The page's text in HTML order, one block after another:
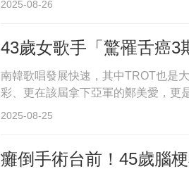
2025-08-26
43歲女歌手「驚罹舌癌
南韓歌唱發展快速，其中TROT也是
彩、更在該屆拿下亞軍的鄭美愛，更
2025-08-25
癱倒手術台前！45歲腦